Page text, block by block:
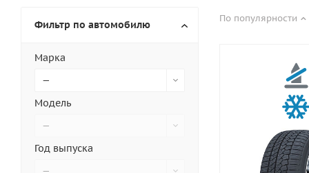
По популярности
Фильтр по автомобилю
Марка
—
Модель
—
Год выпуска
—